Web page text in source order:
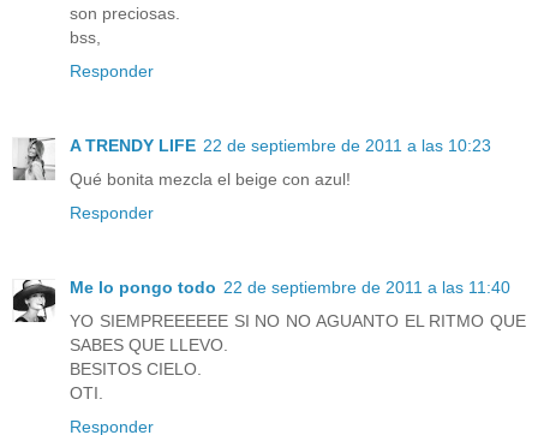
son preciosas.
bss,
Responder
A TRENDY LIFE 22 de septiembre de 2011 a las 10:23
Qué bonita mezcla el beige con azul!
Responder
Me lo pongo todo 22 de septiembre de 2011 a las 11:40
YO SIEMPREEEEEE SI NO NO AGUANTO EL RITMO QUE
SABES QUE LLEVO.
BESITOS CIELO.
OTI.
Responder